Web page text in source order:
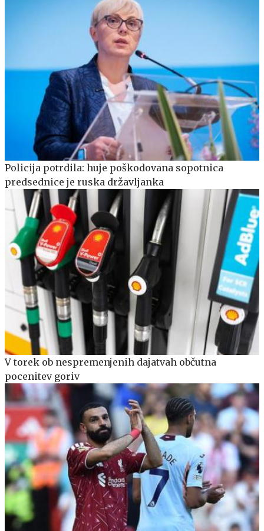
Policija potrdila: huje poškodovana sopotnica
predsednice je ruska državljanka
V torek ob nespremenjenih dajatvah občutna
pocenitev goriv